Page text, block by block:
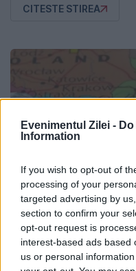
Evenimentul Zilei -
Information
If you wish to opt-out of
processing of your
targeted advertising by
section to confirm your
opt-out request is
interest-based ads based
us or personal
CITESTE STIREA
ACTUALITATE